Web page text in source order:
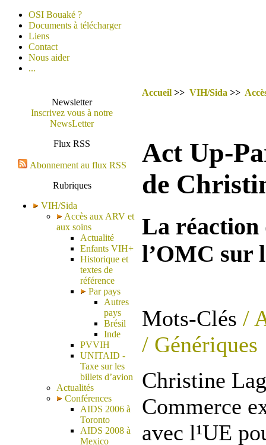
OSI Bouaké ?
Documents à télécharger
Liens
Contact
Nous aider
...
Newsletter
Inscrivez vous à notre
NewsLetter
Flux RSS
Abonnement au flux RSS
Rubriques
VIH/Sida
Accès aux ARV et
aux soins
Actualité
Enfants VIH+
Historique et
textes de
référence
Par pays
Autres
pays
Brésil
Inde
PVVIH
UNITAID -
Taxe sur les
billets d’avion
Actualités
Conférences
AIDS 2006 à
Toronto
AIDS 2008 à
Mexico
Accueil >> VIH/Sida >>
Act Up-
de
La réaction
l’OMC sur
Mots-Clés /
/ Génériques
Christine
Commerce
avec l¹UE